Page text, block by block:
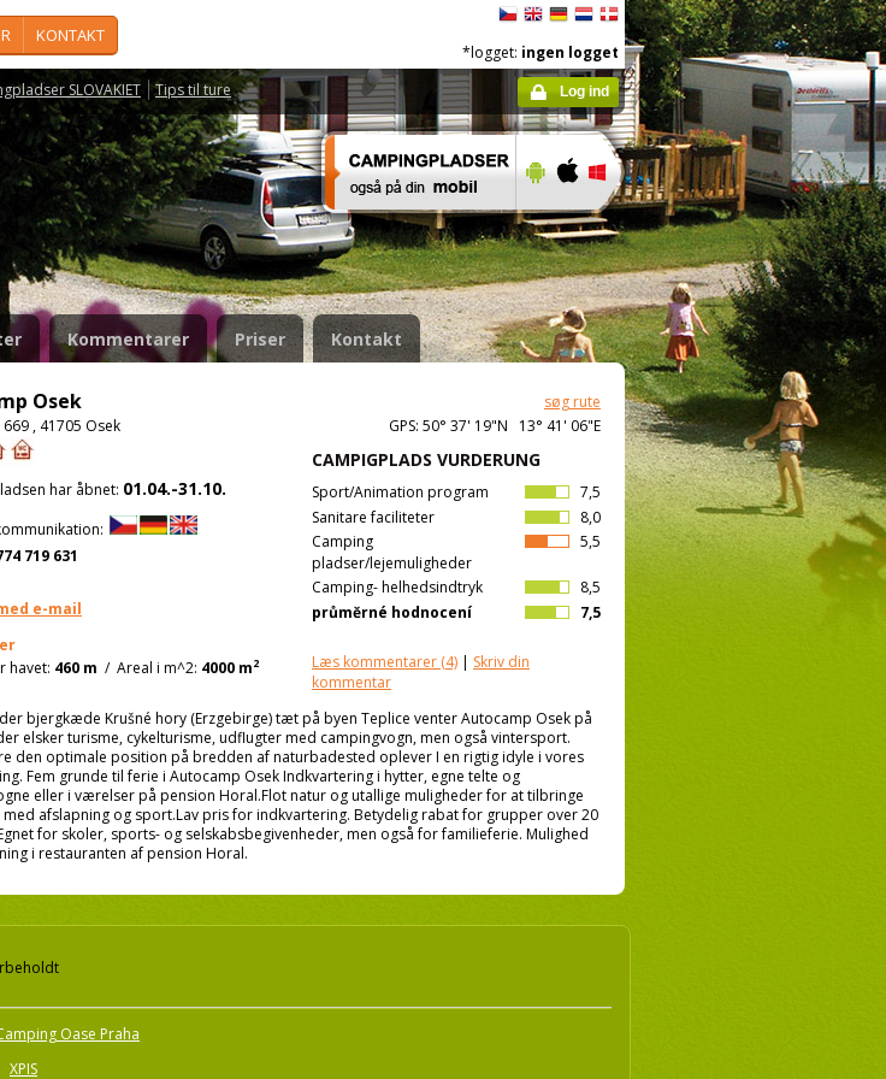
KONTAKT
SLOVAKIET Tips til ture
*logget: ingen logget
Log ind
Kommentarer Priser Kontakt
Osek
søg rute
, 41705 Osek
GPS: 50° 37' 19"N 13° 41' 06"E
CAMPIGPLADS VURDERUNG
7,5
Sport/Animation program
8,0
Sanitare faciliteter
5,5
Camping
pladser/lejemuligheder
8,5
Camping- helhedsindtryk
7,5
průměrné hodnocení
Læs kommentarer (4) | Skriv din
kommentar
har åbnet: 01.04.-31.10.
719 631
e-mail
havet: 460 m / Areal i m^2: 4000 m2
bjergkæde Krušné hory (Erzgebirge) tæt på byen Teplice venter Autocamp Osek på
elsker turisme, cykelturisme, udflugter med campingvogn, men også vintersport.
den optimale position på bredden af naturbadested oplever I en rigtig idyle i vores
Fem grunde til ferie i Autocamp Osek Indkvartering i hytter, egne telte og
eller i værelser på pension Horal.Flot natur og utallige muligheder for at tilbringe
afslapning og sport.Lav pris for indkvartering. Betydelig rabat for grupper over 20
for skoler, sports- og selskabsbegivenheder, men også for familieferie. Mulighed
i restauranten af pension Horal.
Oase Praha
XPIS